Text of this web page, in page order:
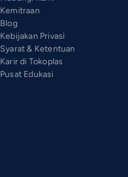
Kemitraan
Blog
Kebijakan Privasi
Syarat & Ketentuan
Karir di Tokoplas
Pusat Edukasi